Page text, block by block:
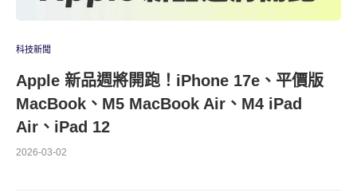
科技新聞
Apple 新品週將開跑！iPhone 17e、平價版
MacBook、M5 MacBook Air、M4 iPad
Air、iPad 12
2026-03-02